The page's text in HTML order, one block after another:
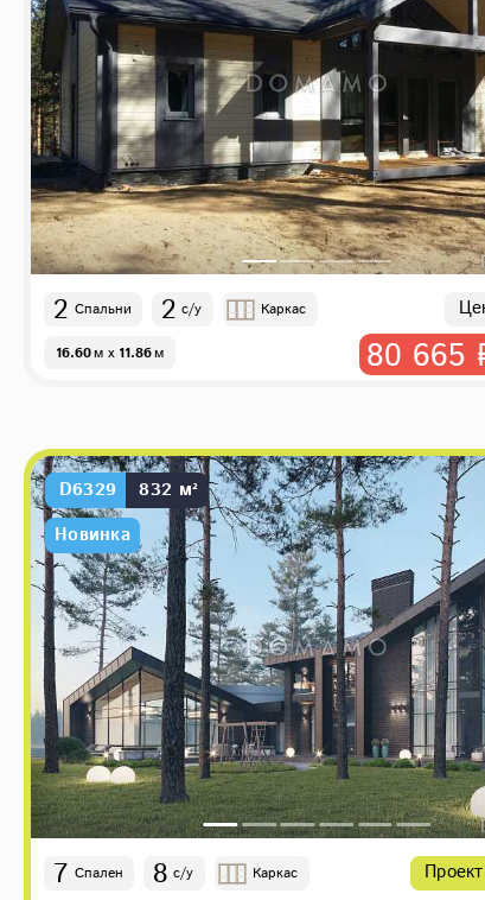
2 Спальни 2 с/у Каркас
16.60м x 11.86м 80 665
D6329
832 м²
Новинка
7 Спален 8 с/у Каркас